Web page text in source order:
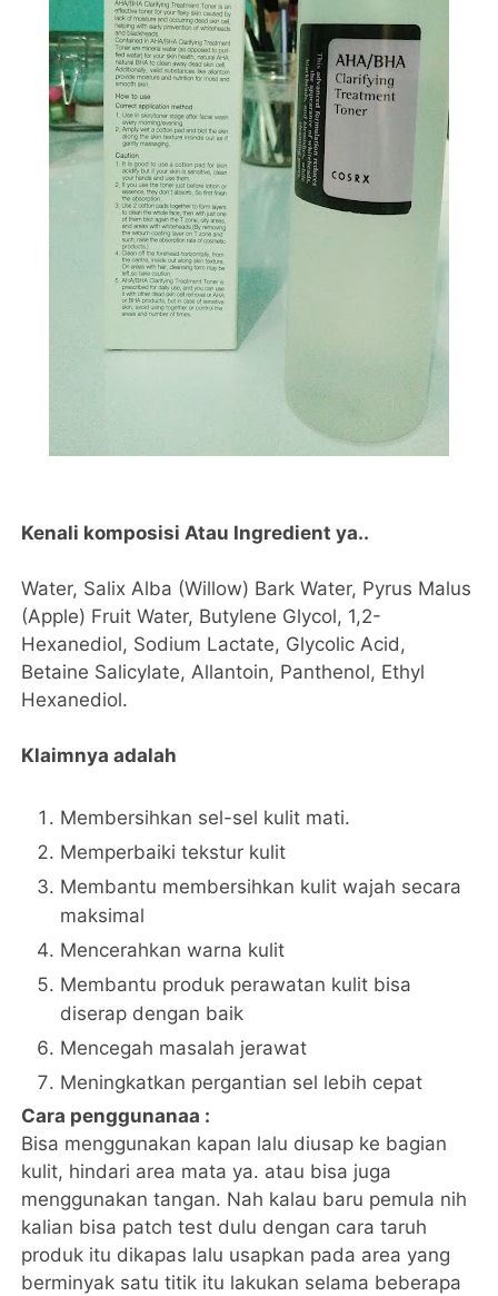
Kenali komposisi Atau Ingredient ya..
Water, Salix Alba (Willow) Bark Water, Pyrus Malus
(Apple) Fruit Water, Butylene Glycol, 1,2-
Hexanediol, Sodium Lactate, Glycolic Acid,
Betaine Salicylate, Allantoin, Panthenol, Ethyl
Hexanediol.
Klaimnya adalah
Membersihkan sel-sel kulit mati.
Memperbaiki tekstur kulit
Membantu membersihkan kulit wajah secara
maksimal
Mencerahkan warna kulit
Membantu produk perawatan kulit bisa
diserap dengan baik
Mencegah masalah jerawat
Meningkatkan pergantian sel lebih cepat
Cara penggunanaa :
Bisa menggunakan kapan lalu diusap ke bagian
kulit, hindari area mata ya. atau bisa juga
menggunakan tangan. Nah kalau baru pemula nih
kalian bisa patch test dulu dengan cara taruh
produk itu dikapas lalu usapkan pada area yang
berminyak satu titik itu lakukan selama beberapa